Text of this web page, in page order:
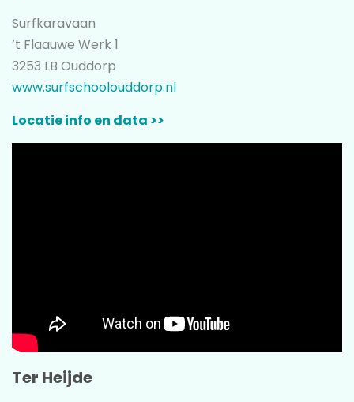
Surfkaravaan
’t Flaauwe Werk 1
3253 LB Ouddorp
www.surfschoolouddorp.nl
Locatie info en data >>
Ter Heijde